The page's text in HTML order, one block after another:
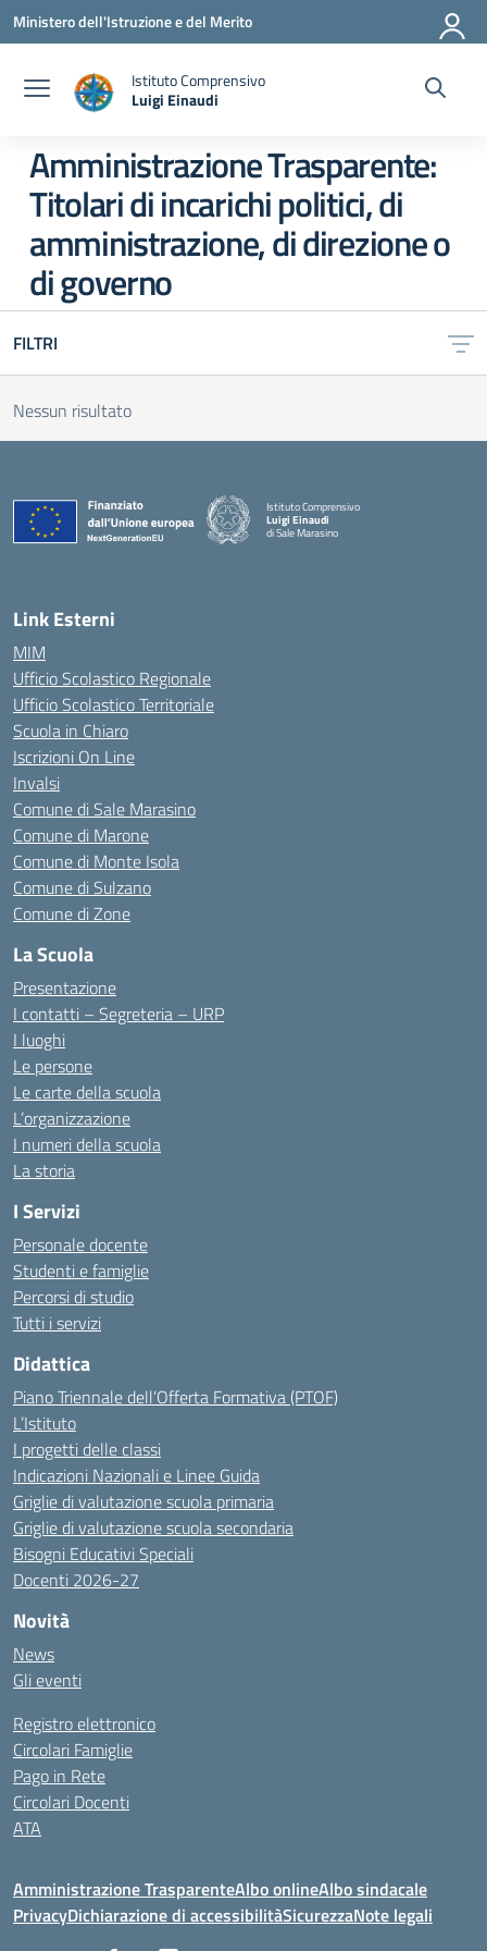
Vai ai contenuti
Vai al menu di navigazione
Vai al footer
Ministero dell'Istruzione e del Merito
Istituto Comprensivo
Luigi Einaudi
— Visita la pagina iniziale della scuola
Amministrazione Trasparente:
Titolari di incarichi politici, di
amministrazione, di direzione o
di governo
FILTRI
Nessun risultato
Istituto Comprensivo
Luigi Einaudi
di Sale Marasino
Link Esterni
MIM
Ufficio Scolastico Regionale
Ufficio Scolastico Territoriale
Scuola in Chiaro
Iscrizioni On Line
Invalsi
Comune di Sale Marasino
Comune di Marone
Comune di Monte Isola
Comune di Sulzano
Comune di Zone
La Scuola
Presentazione
I contatti – Segreteria – URP
I luoghi
Le persone
Le carte della scuola
L’organizzazione
I numeri della scuola
La storia
I Servizi
Personale docente
Studenti e famiglie
Percorsi di studio
Tutti i servizi
Didattica
Piano Triennale dell’Offerta Formativa (PTOF)
L’Istituto
I progetti delle classi
Indicazioni Nazionali e Linee Guida
Griglie di valutazione scuola primaria
Griglie di valutazione scuola secondaria
Bisogni Educativi Speciali
Docenti 2026-27
Novità
News
Gli eventi
Registro elettronico
Circolari Famiglie
Pago in Rete
Circolari Docenti
ATA
Amministrazione TrasparenteAlbo onlineAlbo sindacale
PrivacyDichiarazione di accessibilitàSicurezzaNote legali